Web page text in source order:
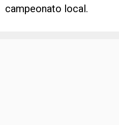
campeonato local.